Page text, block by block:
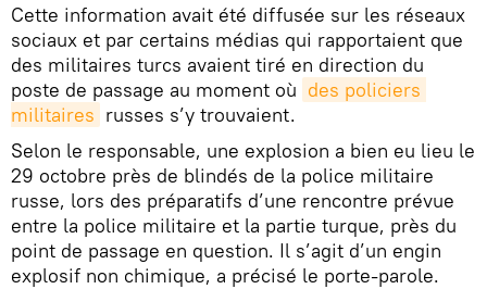
Cette information avait été diffusée sur les réseaux
sociaux et par certains médias qui rapportaient que
des militaires turcs avaient tiré en direction du
poste de passage au moment où des policiers
militaires russes s’y trouvaient.
Selon le responsable, une explosion a bien eu lieu le
29 octobre près de blindés de la police militaire
russe, lors des préparatifs d’une rencontre prévue
entre la police militaire et la partie turque, près du
point de passage en question. Il s’agit d’un engin
explosif non chimique, a précisé le porte-parole.